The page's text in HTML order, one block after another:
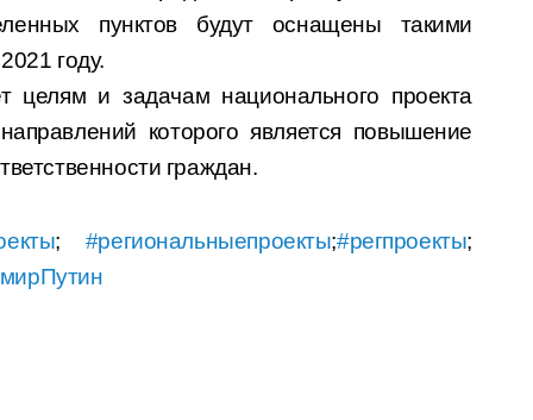
пунктов будут оснащены такими
году.
целям и задачам национального проекта
которого является повышение
граждан.
; #региональныепроекты;#регпроекты;